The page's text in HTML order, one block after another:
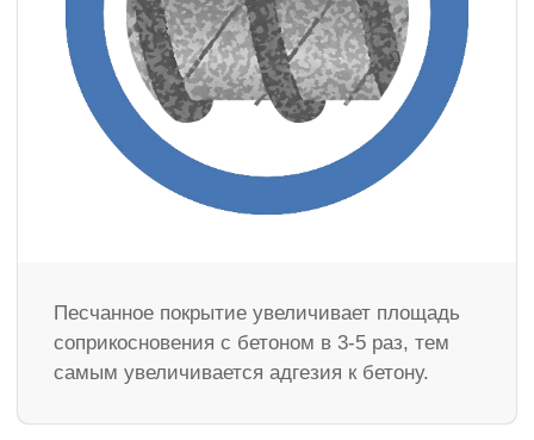
Песчанное покрытие увеличивает площадь
соприкосновения с бетоном в 3-5 раз, тем
самым увеличивается адгезия к бетону.